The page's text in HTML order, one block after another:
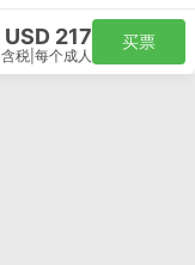
USD 217
含税 每个成人
买票